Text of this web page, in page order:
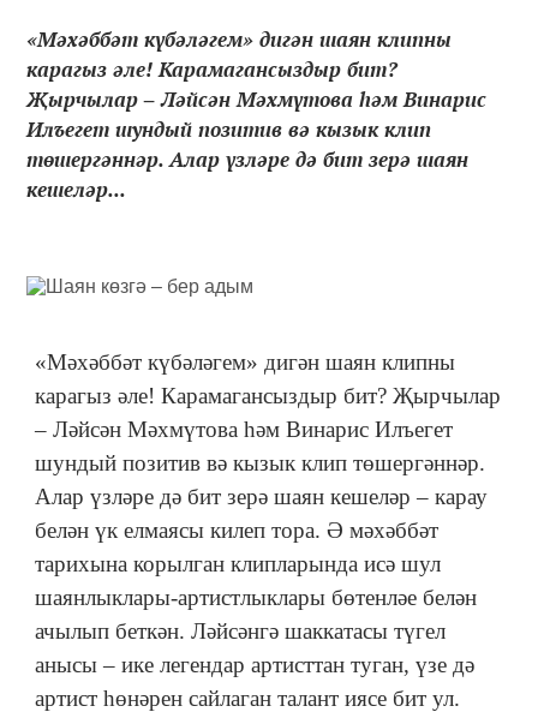
«Мәхәббәт күбәләгем» дигән шаян клипны
карагыз әле! Карамагансыздыр бит?
Җырчылар ‒ Ләйсән Мәхмүтова һәм Винарис
Илъегет шундый позитив вә кызык клип
төшергәннәр. Алар үзләре дә бит зерә шаян
кешеләр...
«Мәхәббәт күбәләгем» дигән шаян клипны
карагыз әле! Карамагансыздыр бит? Җырчылар
‒ Ләйсән Мәхмүтова һәм Винарис Илъегет
шундый позитив вә кызык клип төшергәннәр.
Алар үзләре дә бит зерә шаян кешеләр ‒ карау
белән үк елмаясы килеп тора. Ә мәхәббәт
тарихына корылган клипларында исә шул
шаянлыклары-артистлыклары бөтенләе белән
ачылып беткән. Ләйсәнгә шаккатасы түгел
анысы ‒ ике легендар артисттан туган, үзе дә
артист һөнәрен сайлаган талант иясе бит ул.